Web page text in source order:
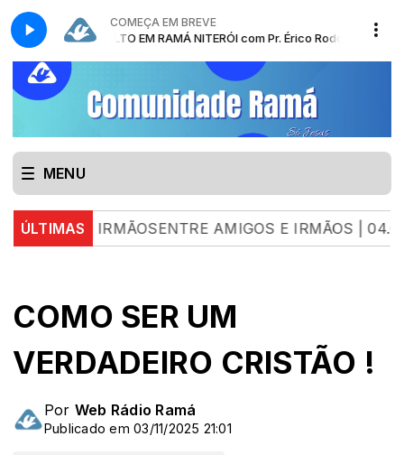
COMEÇA EM BREVE
CULTO EM RAMÁ NITERÓI com Pr. Érico Rodolpho
MENU
ÚLTIMAS
E IRMÃOSENTRE AMIGOS E IRMÃOS | 04.08.26 |
COMO SER UM
VERDADEIRO CRISTÃO !
Por Web Rádio Ramá
Publicado em 03/11/2025 21:01